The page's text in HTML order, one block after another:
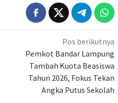
Pos berikutnya
Pemkot Bandar Lampung
Tambah Kuota Beasiswa
Tahun 2026, Fokus Tekan
Angka Putus Sekolah